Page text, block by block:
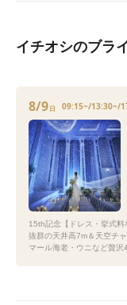
イチオシのブラ
8/9日 09:15~/13:30~/
15th記念【ドレス・挙式
抜群の天井高7m＆天空チ
マール海老・ウニなど贅